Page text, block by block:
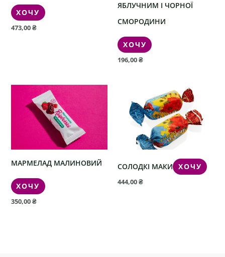
ХОЧУ
473,00₴
ЯБЛУЧНИМ І ЧОРНОЇ
СМОРОДИНИ
ХОЧУ
196,00₴
МАРМЕЛАД МАЛИНОВИЙ
ХОЧУ
350,00₴
СОЛОДКІ МАКИ ХОЧУ
444,00₴